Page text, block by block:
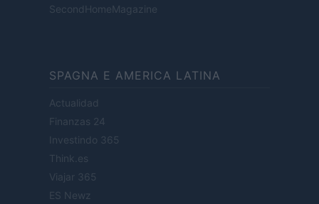
SecondHomeMagazine
SPAGNA E AMERICA LATINA
Actualidad
Finanzas 24
Investindo 365
Think.es
Viajar 365
ES Newz